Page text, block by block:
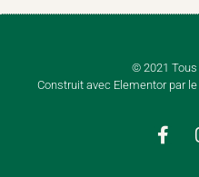
© 2021
Construit avec Elementor par